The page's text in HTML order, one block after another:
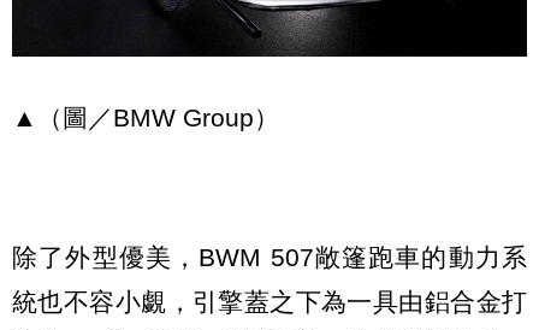
▲（圖／BMW Group）
除了外型優美，BWM 507敞篷跑車的動力系
統也不容小覷，引擎蓋之下為一具由鋁合金打